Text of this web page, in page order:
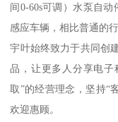
间0-60s可调）水泵自
感应车辆，相比普通的
宇叶始终致力于共同创
品，让更多人分享电
取”的经营理念，坚持“
欢迎惠顾。